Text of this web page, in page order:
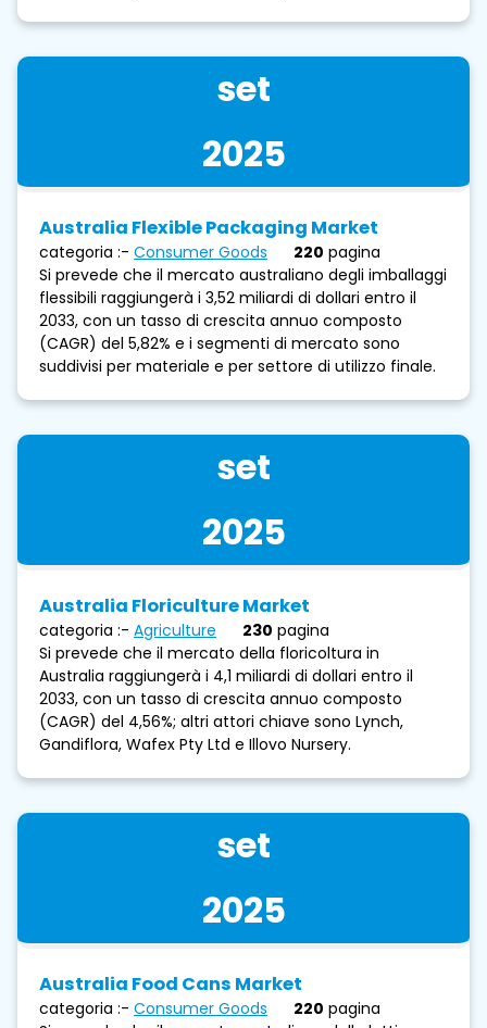
set
2025
Australia Flexible Packaging Market
categoria :- Consumer Goods 220 pagina
Si prevede che il mercato australiano degli imballaggi
flessibili raggiungerà i 3,52 miliardi di dollari entro il
2033, con un tasso di crescita annuo composto
(CAGR) del 5,82% e i segmenti di mercato sono
suddivisi per materiale e per settore di utilizzo finale.
set
2025
Australia Floriculture Market
categoria :- Agriculture 230 pagina
Si prevede che il mercato della floricoltura in
Australia raggiungerà i 4,1 miliardi di dollari entro il
2033, con un tasso di crescita annuo composto
(CAGR) del 4,56%; altri attori chiave sono Lynch,
Gandiflora, Wafex Pty Ltd e Illovo Nursery.
set
2025
Australia Food Cans Market
categoria :- Consumer Goods 220 pagina